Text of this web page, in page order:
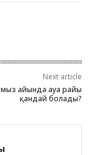
Next article
айында ауа райы
қандай болады?